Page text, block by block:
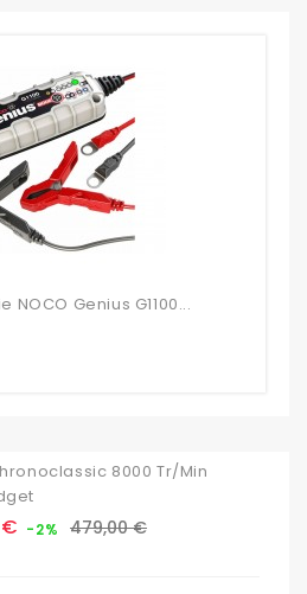
Genius G1100...
8000 Tr/min
-2% Prix
479,00 €